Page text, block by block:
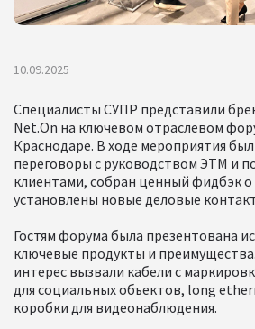
10.09.2025
Специалисты СУПР представили
Net.On на ключевом отраслевом
Краснодаре. В ходе мероприятия
переговоры с руководством ЭТМ и
клиентами, собран ценный фидбэк
установлены новые деловые
Гостям форума была презентована
ключевые продукты и
интерес вызвали кабели с
для социальных объектов, long
коробки для видеонаблюдения.